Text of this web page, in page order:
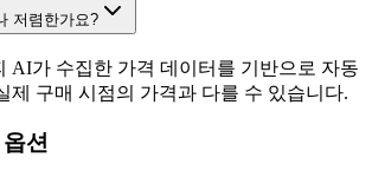
저렴한가요?
AI가 수집한 가격 데이터를 기반으로 자동
제 구매 시점의 가격과 다를 수 있습니다.
션